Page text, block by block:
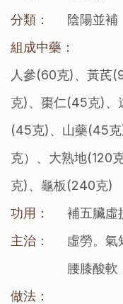
分類：
陰陽並補
組成中藥：
人參(60克)、黃芪
克)、棗仁(45克)
(45克)、山藥(45
克）、大熟地(120
克)、龜板(240克)
功用：
補五臟虛
主治：
虛勞。氣
腰膝酸軟
做法：